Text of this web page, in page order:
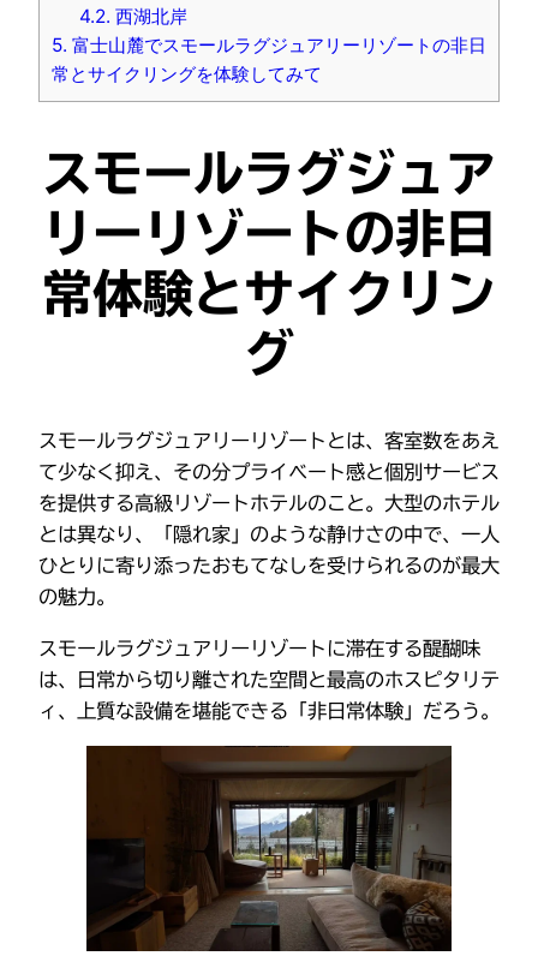
4.2. 西湖北岸
5. 富士山麓でスモールラグジュアリーリゾートの非日
常とサイクリングを体験してみて
スモールラグジュア
リーリゾートの非日
常体験とサイクリン
グ
スモールラグジュアリーリゾートとは、客室数をあえ
て少なく抑え、その分プライベート感と個別サービス
を提供する高級リゾートホテルのこと。大型のホテル
とは異なり、「隠れ家」のような静けさの中で、一人
ひとりに寄り添ったおもてなしを受けられるのが最大
の魅力。
スモールラグジュアリーリゾートに滞在する醍醐味
は、日常から切り離された空間と最高のホスピタリテ
ィ、上質な設備を堪能できる「非日常体験」だろう。